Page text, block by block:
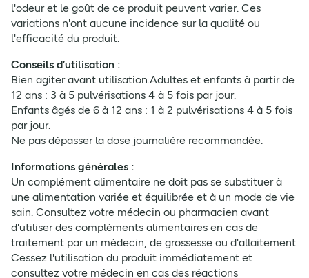
l'odeur et le goût de ce produit peuvent varier. Ces
variations n'ont aucune incidence sur la qualité ou
l'efficacité du produit.
Conseils d’utilisation :
Bien agiter avant utilisation.Adultes et enfants à partir de
12 ans : 3 à 5 pulvérisations 4 à 5 fois par jour.
Enfants âgés de 6 à 12 ans : 1 à 2 pulvérisations 4 à 5 fois
par jour.
Ne pas dépasser la dose journalière recommandée.
Informations générales :
Un complément alimentaire ne doit pas se substituer à
une alimentation variée et équilibrée et à un mode de vie
sain. Consultez votre médecin ou pharmacien avant
d'utiliser des compléments alimentaires en cas de
traitement par un médecin, de grossesse ou d'allaitement.
Cessez l'utilisation du produit immédiatement et
consultez votre médecin en cas des réactions